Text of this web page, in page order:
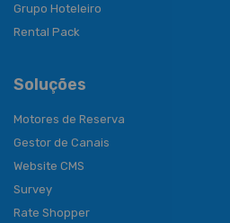
Grupo Hoteleiro
Rental Pack
Soluções
Motores de Reserva
Gestor de Canais
Website CMS
Survey
Rate Shopper